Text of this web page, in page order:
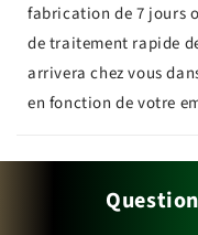
fabrication de 7 jours
de traitement rapide
arrivera chez vous
en fonction de votre